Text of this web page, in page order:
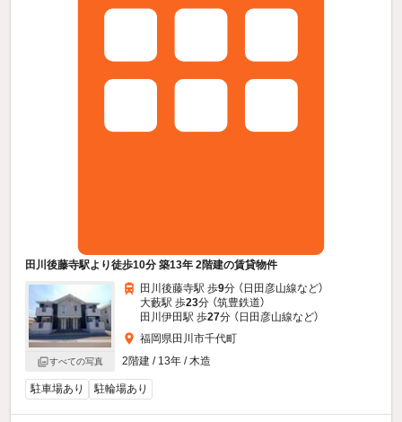
田川後藤寺駅より徒歩10分 築13年 2階建の賃貸物件
すべての写真
田川後藤寺駅 歩9分 （日田彦山線など）
大藪駅 歩23分 （筑豊鉄道）
田川伊田駅 歩27分 （日田彦山線など）
福岡県田川市千代町
2階建 / 13年 / 木造
駐車場あり 駐輪場あり